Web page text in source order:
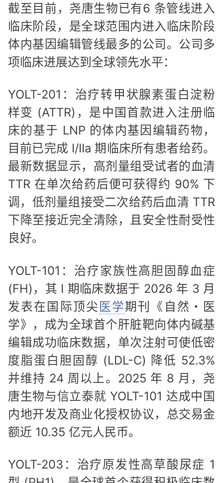
截至目前，尧唐生物已有6 条管线进入
临床阶段，是全球范围内进入临床阶段
体内基因编辑管线最多的公司。公司多
项临床进展达到全球领先水平：
YOLT-201：治疗转甲状腺素蛋白淀粉
样变 (ATTR)，是中国首款进入注册临
床的基于 LNP 的体内基因编辑药物，
目前已完成 I/IIa 期临床所有患者给药。
最新数据显示，高剂量组受试者的血清
TTR 在单次给药后便可获得约 90% 下
调，低剂量组接受二次给药后血清 TTR
下降至接近完全清除，且安全性耐受性
良好。
YOLT-101：治疗家族性高胆固醇血症
(FH)，其 I 期临床数据于 2026 年 3 月
发表在国际顶尖医学期刊《自然・医
学》，成为全球首个肝脏靶向体内碱基
编辑成功临床数据，单次注射可使低密
度脂蛋白胆固醇 (LDL-C) 降低 52.3%
并维持 24 周以上。2025 年 8 月，尧
唐生物与信立泰就 YOLT-101 达成中国
内地开发及商业化授权协议，总交易金
额近 10.35 亿元人民币。
YOLT-203：治疗原发性高草酸尿症 1